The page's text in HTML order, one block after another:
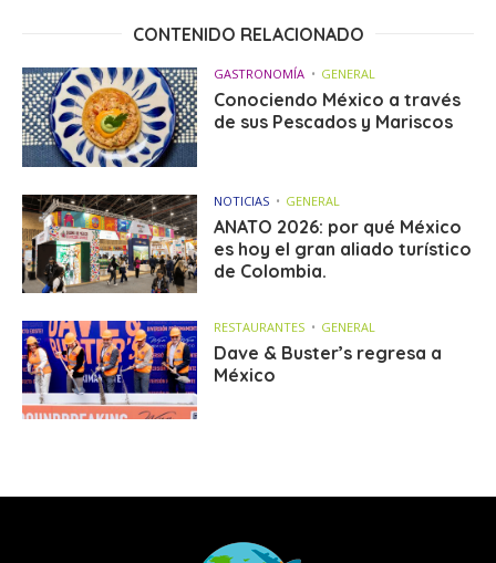
CONTENIDO RELACIONADO
GASTRONOMÍA GENERAL
Conociendo México a través
de sus Pescados y Mariscos
NOTICIAS GENERAL
ANATO 2026: por qué México
es hoy el gran aliado turístico
de Colombia.
RESTAURANTES GENERAL
Dave & Buster’s regresa a
México